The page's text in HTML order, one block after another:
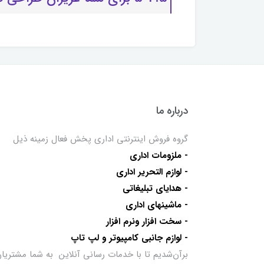
درباره ما
گروه فروش اینترنتی اداری پخش فعال زمینه ذیل
- ملزومات اداری
- لوازم التحریر اداری
- هدایای تبلیغاتی
- ماشینهای اداری
- سخت افزار ونرم افزار
- لوازم جانبی کامپیوتر و لپ تاپ
برآن‌شدیم تا با خدمات رسانی آنلاین به شما